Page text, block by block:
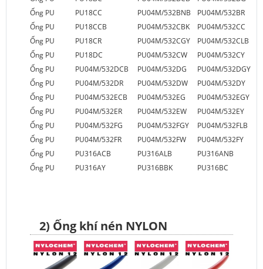
Ống PU
PU18CC PU04M/532BNB PU04M/532BR
Ống PU
PU18CCB PU04M/532CBK PU04M/532CC
Ống PU
PU18CR PU04M/532CGY PU04M/532CLB
Ống PU
PU18DC PU04M/532CW PU04M/532CY
Ống PU
PU04M/532DCB PU04M/532DG PU04M/532DGY
Ống PU
PU04M/532DR PU04M/532DW PU04M/532DY
Ống PU
PU04M/532ECB PU04M/532EG PU04M/532EGY
Ống PU
PU04M/532ER PU04M/532EW PU04M/532EY
Ống PU
PU04M/532FG PU04M/532FGY PU04M/532FLB
Ống PU
PU04M/532FR PU04M/532FW PU04M/532FY
Ống PU
PU316ACB PU316ALB PU316ANB
Ống PU
PU316AY PU316BBK PU316BC
2) Ống khí nén NYLON